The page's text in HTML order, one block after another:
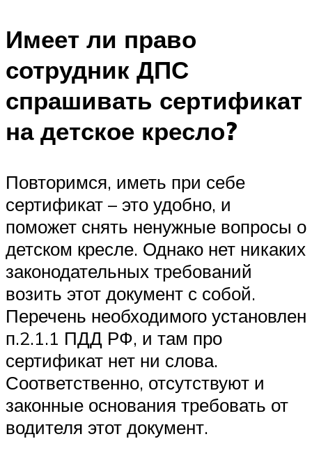
Имеет ли право
сотрудник ДПС
спрашивать сертификат
на детское кресло?
Повторимся, иметь при себе
сертификат – это удобно, и
поможет снять ненужные вопросы о
детском кресле. Однако нет никаких
законодательных требований
возить этот документ с собой.
Перечень необходимого установлен
п.2.1.1 ПДД РФ, и там про
сертификат нет ни слова.
Соответственно, отсутствуют и
законные основания требовать от
водителя этот документ.